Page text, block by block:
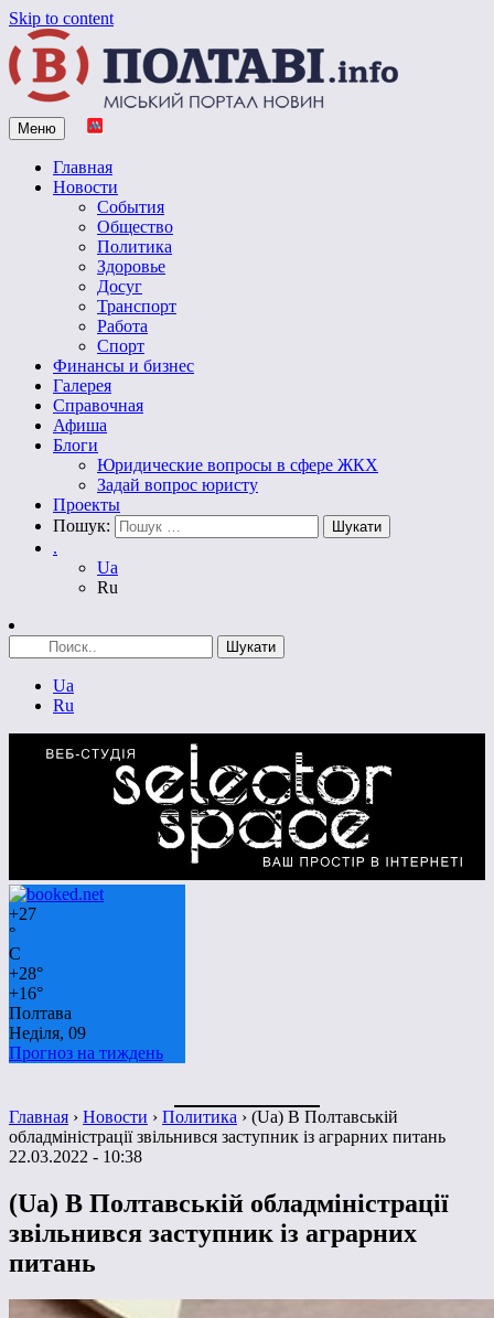
Skip to content
Vpoltave.info
Полтавский портал новостей
Меню
Главная
Новости
События
Общество
Политика
Здоровье
Досуг
Транспорт
Работа
Спорт
Финансы и бизнес
Галерея
Справочная
Афиша
Блоги
Юридические вопросы в сфере ЖКХ
Задай вопрос юристу
Проекты
Пошук:
.
Ua
Ru
Ua
Ru
+27
°
C
+28°
+16°
Полтава
Неділя, 09
Прогноз на тиждень
Главная › Новости › Политика › (Ua) В Полтавській
обладміністрації звільнився заступник із аграрних питань
22.03.2022 - 10:38
(Ua) В Полтавській обладміністрації
звільнився заступник із аграрних
питань